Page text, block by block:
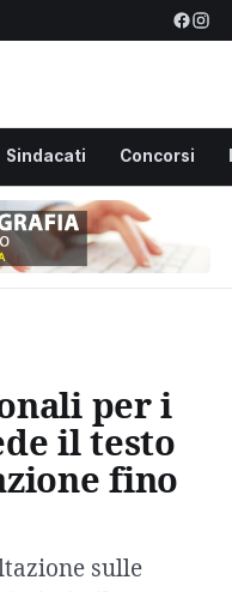
Sindacati Concorsi
per i
il testo
fino
sulle